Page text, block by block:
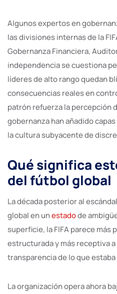
Algunos expertos en
las divisiones internas de la
Gobernanza Financiera,
independencia se cuestiona
líderes de alto rango quedan
consecuencias reales en
patrón refuerza la percepción
gobernanza han añadido
la cultura subyacente de
Qué significa
del fútbol global
La década posterior al
global en unestadode
superficie, la FIFA parece más
estructurada y más receptiva
transparencia de lo que estaba
La organización opera ahora